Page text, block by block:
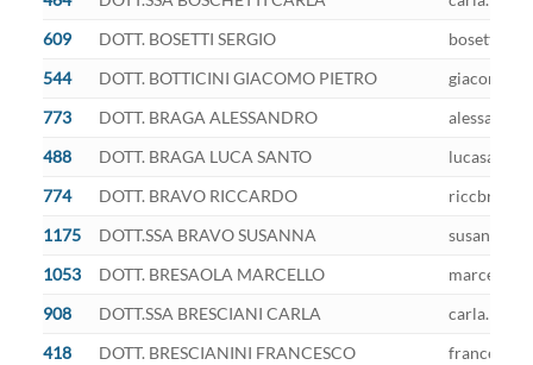
609
DOTT. BOSETTI SERGIO
544
DOTT. BOTTICINI GIACOMO PIETRO
773
DOTT. BRAGA ALESSANDRO
488
DOTT. BRAGA LUCA SANTO
774
DOTT. BRAVO RICCARDO
1175
DOTT.SSA BRAVO SUSANNA
1053
DOTT. BRESAOLA MARCELLO
908
DOTT.SSA BRESCIANI CARLA
418
DOTT. BRESCIANINI FRANCESCO